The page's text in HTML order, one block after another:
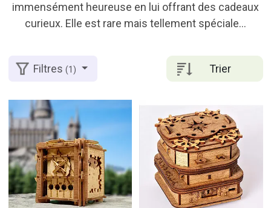
immensément heureuse en lui offrant des cadeaux
curieux. Elle est rare mais tellement spéciale...
Trier
Filtres(1)